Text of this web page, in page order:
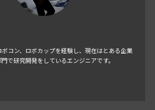
コン、ロボカップを経験し、現在はとある企業
で研究開発をしているエンジニアです。